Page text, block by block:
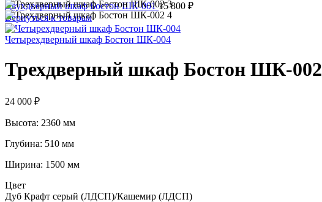
Двухдверный шкаф Бостон ШК-00115 800 ₽
Вернуться к товарам
Четырехдверный шкаф Бостон ШК-004
Трехдверный шкаф Бостон ШК-002
24 000 ₽
Высота: 2360 мм
Глубина: 510 мм
Ширина: 1500 мм
Цвет
Дуб Крафт серый (ЛДСП)/Кашемир (ЛДСП)